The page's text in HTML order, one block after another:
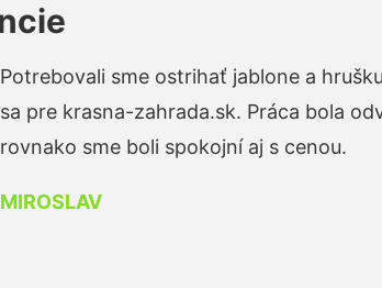
Potrebovali sme ostrihať jablone a
sa pre krasna-zahrada.sk. Práca bola
rovnako sme boli spokojní aj s cenou.
MIROSLAV